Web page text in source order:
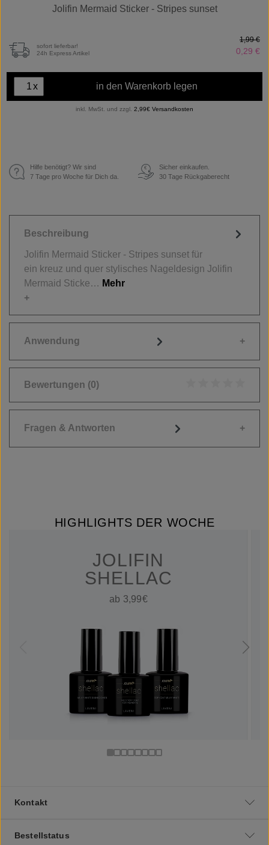
Jolifin Mermaid Sticker - Stripes sunset
sofort lieferbar!
24h Express Artikel
0,29 €
1,99 €
x in den Warenkorb legen
inkl. MwSt. und zzgl. 2,99€ Versandkosten
Hilfe benötigt? Wir sind
7 Tage pro Woche für Dich da.
€
Sicher einkaufen.
30 Tage Rückgaberecht
Beschreibung
Jolifin Mermaid Sticker - Stripes sunset für
ein kreuz und quer stylisches Nageldesign Jolifin
Mermaid Sticke… Mehr
Anwendung
Bewertungen (0)
Fragen & Antworten
HIGHLIGHTS DER WOCHE
JOLIFIN
SHELLAC
ab 3,99€
Kontakt
Bestellstatus